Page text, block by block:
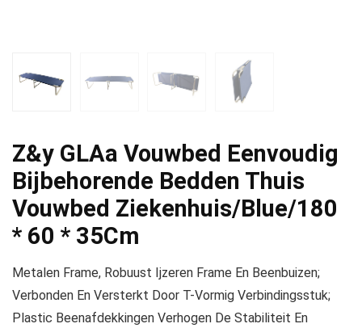
Z&y GLAa Vouwbed Eenvoudig
Bijbehorende Bedden Thuis
Vouwbed Ziekenhuis/Blue/180
* 60 * 35Cm
Metalen Frame, Robuust Ijzeren Frame En Beenbuizen;
Verbonden En Versterkt Door T-Vormig Verbindingsstuk;
Plastic Beenafdekkingen Verhogen De Stabiliteit En